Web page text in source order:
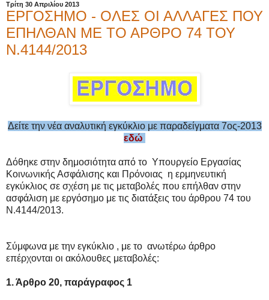
Τρίτη 30 Απριλίου 2013
ΕΡΓΟΣΗΜΟ - ΟΛΕΣ ΟΙ ΑΛΛΑΓΕΣ ΠΟΥ
ΕΠΗΛΘΑΝ ΜΕ ΤΟ ΑΡΘΡΟ 74 ΤΟΥ
Ν.4144/2013
Δείτε την νέα αναλυτική εγκύκλιο με παραδείγματα 7ος-2013
εδώ
Δόθηκε στην δημοσιότητα από το Υπουργείο Εργασίας
Κοινωνικής Ασφάλισης και Πρόνοιας η ερμηνευτική
εγκύκλιος σε σχέση με τις μεταβολές που επήλθαν στην
ασφάλιση με εργόσημο με τις διατάξεις του άρθρου 74 του
Ν.4144/2013.
Σύμφωνα με την εγκύκλιο , με το ανωτέρω άρθρο
επέρχονται οι ακόλουθες μεταβολές:
1. Άρθρο 20, παράγραφος 1